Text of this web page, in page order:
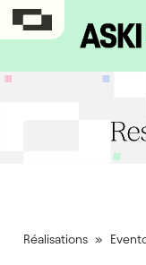
Réalisations »